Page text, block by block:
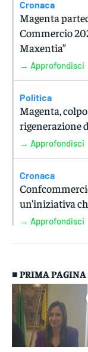
Cronaca
Magenta
Commercio
Maxentia”
→ Approfondisci
Politica
Magenta,
rigenerazione
→ Approfondisci
Cronaca
un’iniziativa
→ Approfondisci
■ PRIMA PAGINA